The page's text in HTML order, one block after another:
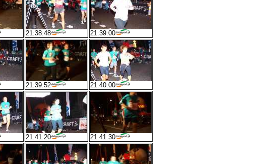
21:38:48 21:39:00
21:39:52 21:40:00
21:41:20 21:41:30